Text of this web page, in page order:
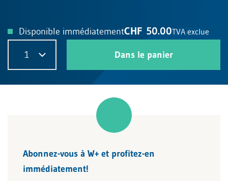
Disponible immédiatementCHF 50.00TVA exclue
1 Dans le panier
Abonnez-vous à W+ et profitez-en
immédiatement!